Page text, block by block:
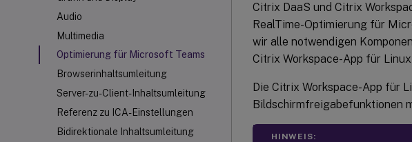
Audio
Multimedia
Optimierung für Microsoft Teams
Browserinhaltsumleitung
Server-zu-Client-Inhaltsumleitung
Referenz zu ICA-Einstellungen
Bidirektionale Inhaltsumleitung
Citrix DaaS und Citrix
RealTime-Optimierung für
wir alle notwendigen
Citrix Workspace-App für
Die Citrix Workspace-App für
Bildschirmfreigabefunktionen
HINWEIS: